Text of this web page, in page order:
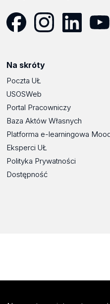
Na skróty
Poczta UŁ
USOSWeb
Portal Pracowniczy
Baza Aktów Własnych
Platforma e-learningowa
Eksperci UŁ
Polityka Prywatności
Dostępność